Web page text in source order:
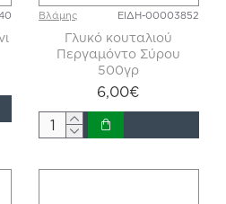
Βλάμης ΕΙΔΗ-00003852
Γλυκό κουταλιού
Περγαμόντο Σύρου
500γρ
6,00€